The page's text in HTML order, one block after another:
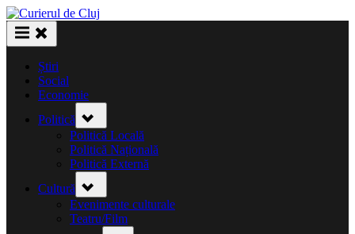
Skip
to
content
Știri
Social
Economie
Politică
sub-
menu
Politică Locală
Politică Națională
Politică Externă
Cultură
sub-
menu
Evenimente culturale
Teatru/Film